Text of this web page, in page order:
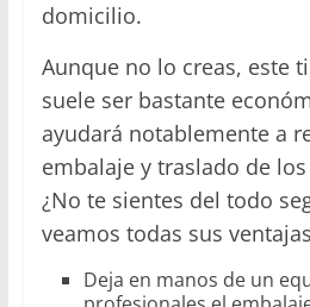
domicilio.
Aunque no lo creas, este
suele ser bastante
ayudará notablemente a
embalaje y traslado de
¿No te sientes del todo
veamos todas sus
Deja en manos de un